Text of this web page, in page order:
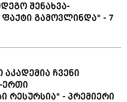
შენახვა-
ფაქტი გამოვლინდა" - 7
აკადემია ჩვენი
ერთი
რესურსია" - პრემიერი